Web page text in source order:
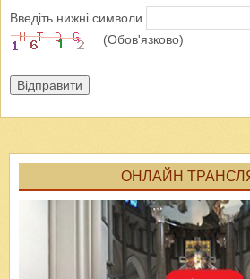
Введіть нижні символи
(Обов'язково)
Відправити
ОНЛАЙН